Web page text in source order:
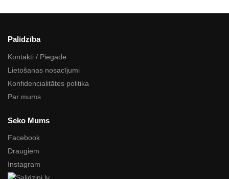
Palīdzība
Kontakti / Piegāde
Lietošanas nosacījumi
Konfidencialitātes politika
Par mums
Seko Mums
Facebook
Draugiem
Instagram